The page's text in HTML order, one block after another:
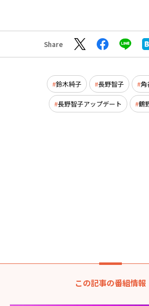
Share
鈴木純子 長野智子 角
長野智子アップデート 鶴
この記事の番組情報